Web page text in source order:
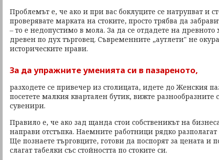
Проблемът е, че ако и при вас боклуците се натрупват и
проверявате марката на стоките, просто трябва да
– то е недопустимо в мола. За да се отдадете на
древен по дух търговец. Съвременните „аутлети" не
историческите нрави.
За да упражните уменията си в пазареното,
разходете се привечер из столицата, идете до Женския
посетете малкия квартален бутик, вижте
сувенири.
Правило е, че ако зад щанда стои собственикът на
направи отстъпка. Наемните работници рядко разполагат
Ще познаете търговците, готови да поспорят за цената и
слагат табелки със стойността по стоките си.